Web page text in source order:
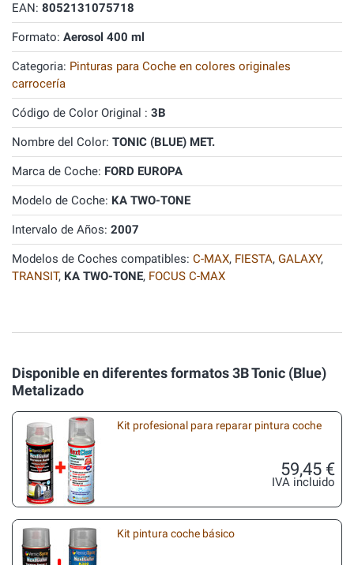
EAN: 8052131075718
Formato: Aerosol 400 ml
Categoria: Pinturas para Coche en colores originales
carrocería
Código de Color Original : 3B
Nombre del Color: TONIC (BLUE) MET.
Marca de Coche: FORD EUROPA
Modelo de Coche: KA TWO-TONE
Intervalo de Años: 2007
Modelos de Coches compatibles: C-MAX, FIESTA, GALAXY,
TRANSIT, KA TWO-TONE, FOCUS C-MAX
Disponible en diferentes formatos 3B Tonic (Blue)
Metalizado
Kit profesional para reparar pintura coche
59,45 €
IVA incluido
Kit pintura coche básico